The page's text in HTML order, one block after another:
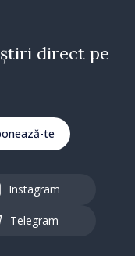
direct pe
te
Instagram
Telegram